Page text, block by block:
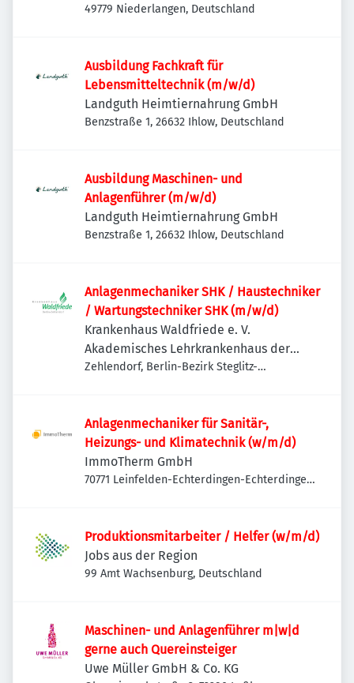
49779 Niederlangen, Deutschland
Ausbildung Fachkraft für
Lebensmitteltechnik (m/w/d)
Landguth Heimtiernahrung GmbH
Benzstraße 1, 26632 Ihlow, Deutschland
Ausbildung Maschinen- und
Anlagenführer (m/w/d)
Landguth Heimtiernahrung GmbH
Benzstraße 1, 26632 Ihlow, Deutschland
Anlagenmechaniker SHK / Haustechniker
/ Wartungstechniker SHK (m/w/d)
Krankenhaus Waldfriede e. V.
Akademisches Lehrkrankenhaus der
Charité
Zehlendorf, Berlin-Bezirk Steglitz-
Anlagenmechaniker für Sanitär-,
Heizungs- und Klimatechnik (w/m/d)
ImmoTherm GmbH
70771 Leinfelden-Echterdingen-Echterdingen,
Produktionsmitarbeiter / Helfer (w/m/d)
Jobs aus der Region
99 Amt Wachsenburg, Deutschland
Maschinen- und Anlagenführer m|w|d
gerne auch Quereinsteiger
Uwe Müller GmbH & Co. KG